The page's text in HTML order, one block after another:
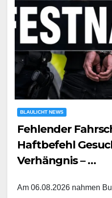
BLAULICHT NEWS
Fehlender
Haftbefehl
Verhängnis – …
Am 06.08.2026 nahmen